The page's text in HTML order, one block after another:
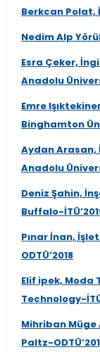
Berkcan Polat,
Nedim Alp
Esra Çeker,
Anadolu
Emre
Binghamton
Aydan Arasan,
Anadolu
Deniz Şahin,
Buffalo-
Pınar İnan,
ODTÜ’2018
Elif ipek, Moda
Technology-
Mihriban Müge
Paltz-